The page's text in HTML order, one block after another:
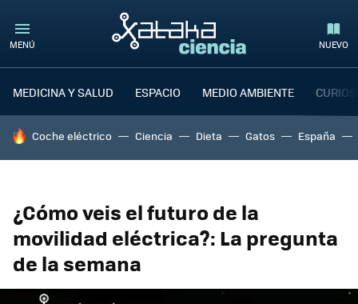
MENÚ NUEVO
MEDICINA Y SALUD ESPACIO MEDIO AMBIENTE
HOY SE HABLA DE
Coche eléctrico Ciencia Dieta Gatos España
¿Cómo veis el futuro de la
movilidad eléctrica?: La pregunta
de la semana